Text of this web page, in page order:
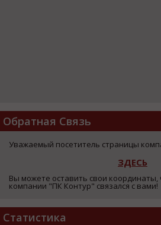
Обратная Связь
Уважаемый посетитель страницы
ЗДЕСЬ
Вы можете оставить свои
компании "ПК Контур" связался с вами!
Статистика